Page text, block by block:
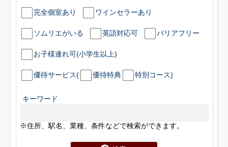
完全個室あり ワインセラーあり
ソムリエがいる 英語対応可 バリアフリー
お子様連れ可(小学生以上)
優待サービス( 優待特典 特別コース)
キーワード
※住所、駅名、業種、条件などで検索ができます。